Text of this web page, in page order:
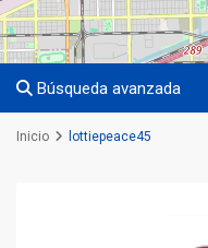
Búsqueda avanzada
Inicio lottiepeace45